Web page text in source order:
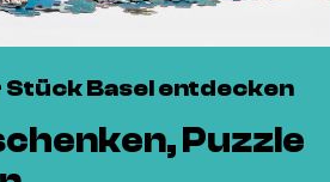
Basel entdecken
Puzzle